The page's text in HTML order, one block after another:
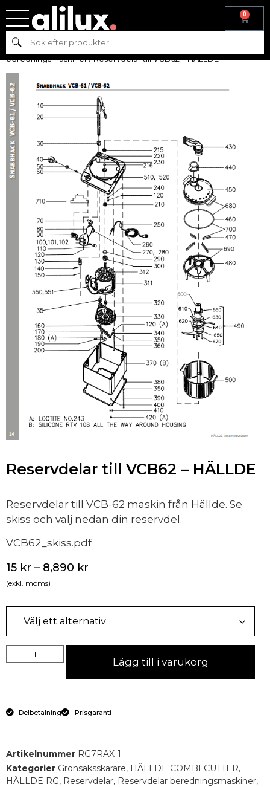
0
Sök
Hem
beredningsmaskiner/Reservdelar
beredningsmaskiner/ Reservdelar till VCB62 – HÄLLDE
Reservdelar till VCB62 – HÄLLDE
Reservdelar till VCB-62 maskin från Hällde. Se
skiss och välj nedan din reservdel.
VCB62_skiss.pdf
15 kr – 8,890 kr
(exkl. moms)
Lägg till i varukorg
Delbetalning Prisgaranti
Artikelnummer RG7RAX-1
Kategorier Grönsaksskärare, HÄLLDE COMBI CUTTER,
HÄLLDE RG, Reservdelar, Reservdelar beredningsmaskiner,